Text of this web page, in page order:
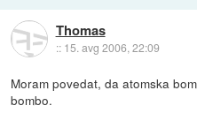
Thomas
:: 15. avg 2006, 22:09
Moram povedat, da atomska
bombo.